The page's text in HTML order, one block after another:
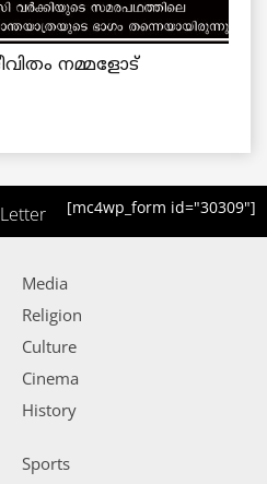
നമ്മളോട്
[mc4wp_form id="30309"]
Media
Religion
Culture
Cinema
History
Sports